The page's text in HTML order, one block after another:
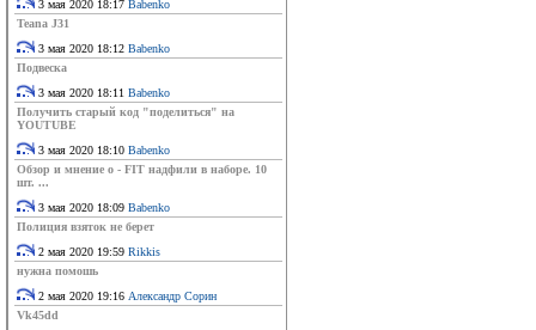
3 мая 2020 18:17 Babenko
Teana J31
3 мая 2020 18:12 Babenko
Подвеска
3 мая 2020 18:11 Babenko
Получить старый код "поделиться" на
YOUTUBE
3 мая 2020 18:10 Babenko
Обзор и мнение о - FIT надфили в наборе. 10
шт. ...
3 мая 2020 18:09 Babenko
Полиция взяток не берет
2 мая 2020 19:59 Rikkis
нужна помошь
2 мая 2020 19:16 Александр Сорин
Vk45dd